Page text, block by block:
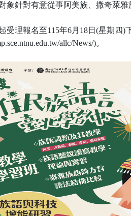
象針對有意從事阿美族、撒奇萊
受理報名至115年6月18日(星期四
allc/News/)。